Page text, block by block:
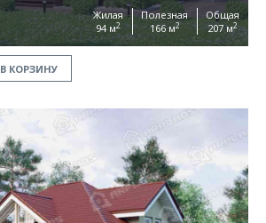
Жилая
94 м2
Полезная
166 м2
Общая
207 м2
В КОРЗИНУ